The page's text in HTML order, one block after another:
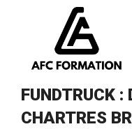
FUNDTRUCK :
CHARTRES